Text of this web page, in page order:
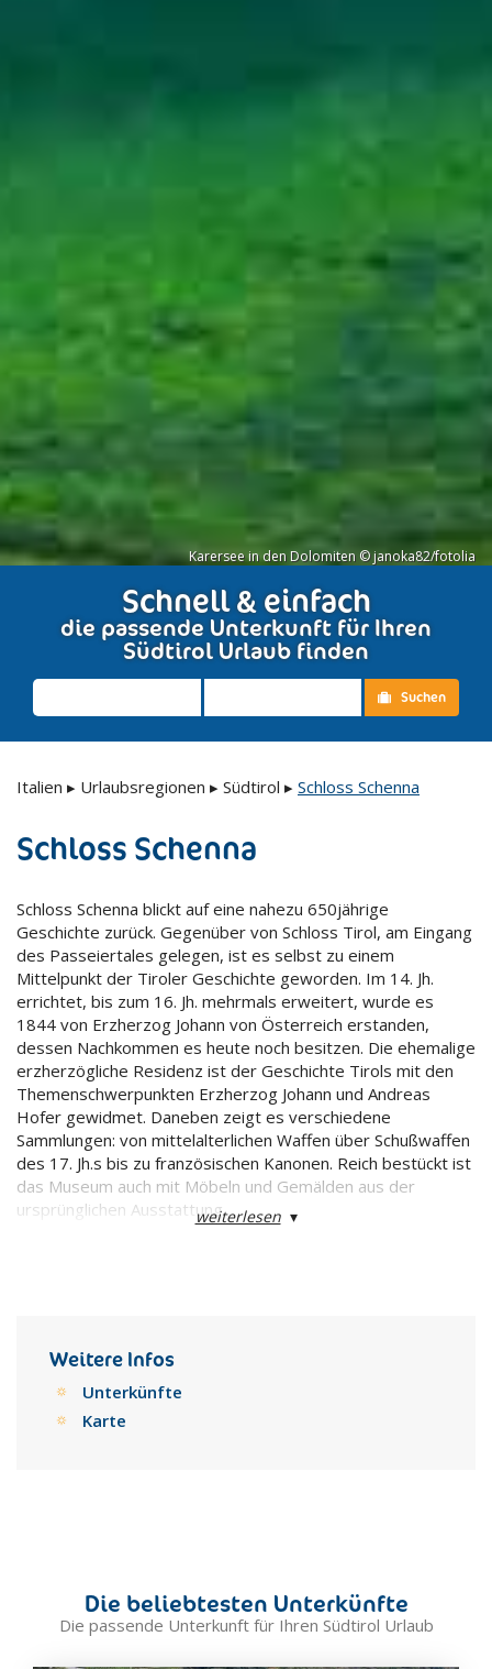
Karersee in den Dolomiten © janoka82/fotolia
Schnell & einfach
die passende Unterkunft für Ihren
Südtirol Urlaub finden
Suchen
Italien ▸ Urlaubsregionen ▸ Südtirol ▸ Schloss Schenna
Schloss Schenna
Schloss Schenna blickt auf eine nahezu 650jährige
Geschichte zurück. Gegenüber von Schloss Tirol, am Eingang
des Passeiertales gelegen, ist es selbst zu einem
Mittelpunkt der Tiroler Geschichte geworden. Im 14. Jh.
errichtet, bis zum 16. Jh. mehrmals erweitert, wurde es
1844 von Erzherzog Johann von Österreich erstanden,
dessen Nachkommen es heute noch besitzen. Die ehemalige
erzherzögliche Residenz ist der Geschichte Tirols mit den
Themenschwerpunkten Erzherzog Johann und Andreas
Hofer gewidmet. Daneben zeigt es verschiedene
Sammlungen: von mittelalterlichen Waffen über Schußwaffen
des 17. Jh.s bis zu französischen Kanonen. Reich bestückt ist
das Museum auch mit Möbeln und Gemälden aus der
ursprünglichen Ausstattung.weiterlesen▾
Weitere Infos
Unterkünfte
Karte
Die beliebtesten Unterkünfte
Die passende Unterkunft für Ihren Südtirol Urlaub